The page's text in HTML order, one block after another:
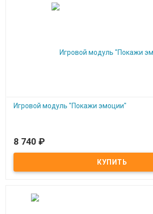
Игровой модуль "Покажи эмоции"
Под заказ
Игровой модуль "Покажи эмоции"
8 740 ₽